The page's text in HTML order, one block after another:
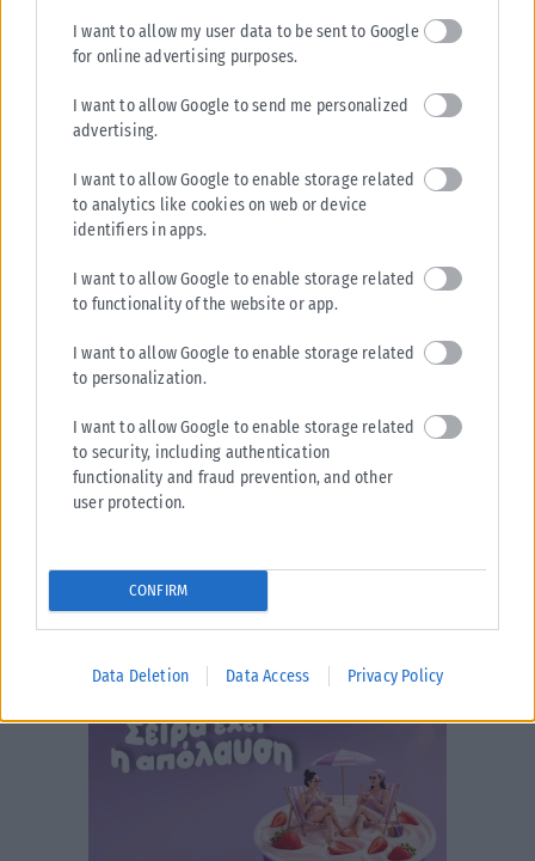
I want to allow my user data to be sent to Google
for online advertising purposes.
I want to allow Google to send me personalized
advertising.
I want to allow Google to enable storage related
to analytics like cookies on web or device
identifiers in apps.
I want to allow Google to enable storage related
to functionality of the website or app.
I want to allow Google to enable storage related
to personalization.
I want to allow Google to enable storage related
to security, including authentication
functionality and fraud prevention, and other
user protection.
CONFIRM
Data Deletion Data Access Privacy Policy